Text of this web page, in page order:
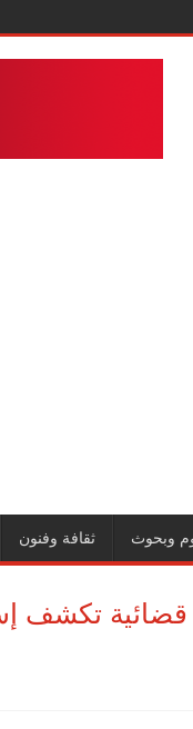
وبحوث ثقافة وفنون
قضائية تكشف